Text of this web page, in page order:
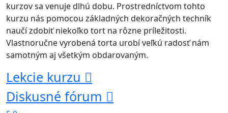
kurzov sa venuje dlhú dobu. Prostredníctvom tohto
kurzu nás pomocou základných dekoračných techník
naučí zdobiť niekoľko tort na rôzne príležitosti.
Vlastnoručne vyrobená torta urobí veľkú radosť nám
samotným aj všetkým obdarovaným.
Lekcie kurzu
Diskusné fórum